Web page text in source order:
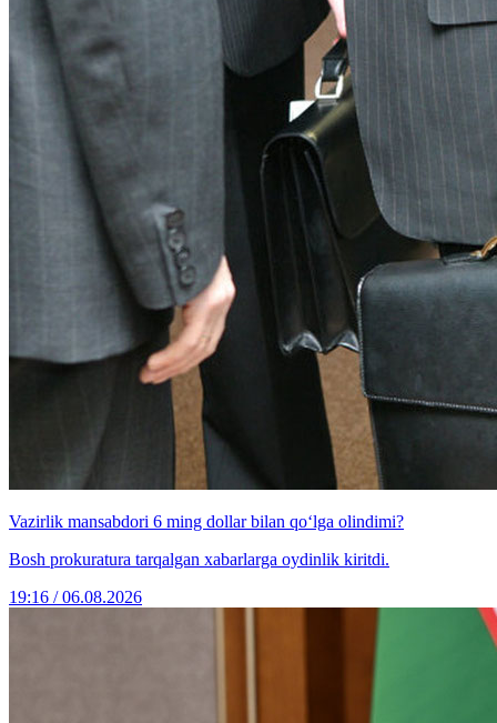
Vazirlik mansabdori 6 ming dollar bilan qo‘lga olindimi?
Bosh prokuratura tarqalgan xabarlarga oydinlik kiritdi.
19:16 / 06.08.2026